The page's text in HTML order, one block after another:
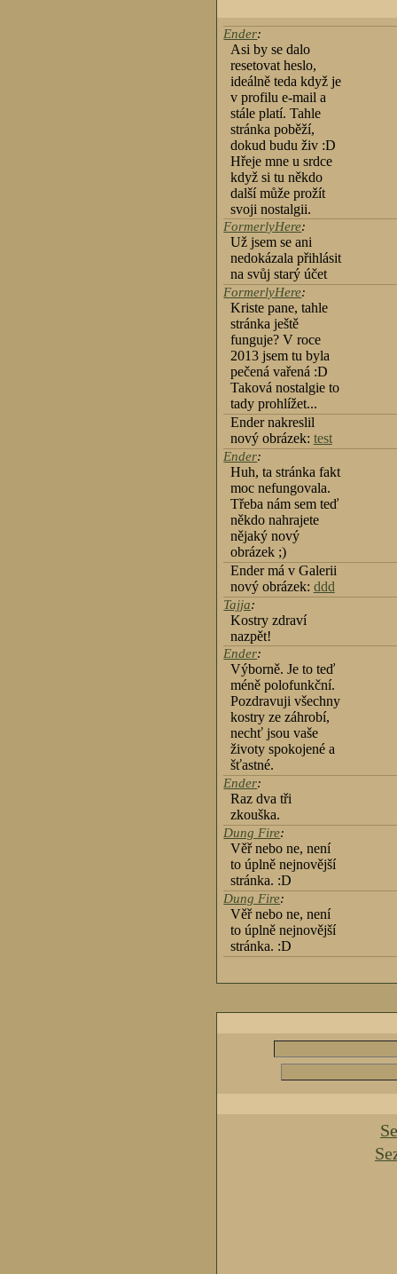
Ender:
Asi by se dalo
resetovat heslo,
ideálně teda když je
v profilu e-mail a
stále platí. Tahle
stránka poběží,
dokud budu živ :D
Hřeje mne u srdce
když si tu někdo
další může prožít
svoji nostalgii.
FormerlyHere:
Už jsem se ani
nedokázala přihlásit
na svůj starý účet
FormerlyHere:
Kriste pane, tahle
stránka ještě
funguje? V roce
2013 jsem tu byla
pečená vařená :D
Taková nostalgie to
tady prohlížet...
Ender nakreslil
nový obrázek: test
Ender:
Huh, ta stránka fakt
moc nefungovala.
Třeba nám sem teď
někdo nahrajete
nějaký nový
obrázek ;)
Ender má v Galerii
nový obrázek: ddd
Tajja:
Kostry zdraví
nazpět!
Ender:
Výborně. Je to teď
méně polofunkční.
Pozdravuji všechny
kostry ze záhrobí,
nechť jsou vaše
životy spokojené a
šťastné.
Ender:
Raz dva tři
zkouška.
Dung Fire:
Věř nebo ne, není
to úplně nejnovější
stránka. :D
Dung Fire:
Věř nebo ne, není
to úplně nejnovější
stránka. :D